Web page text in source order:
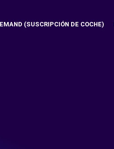
(SUSCRIPCIÓN DE COCHE)